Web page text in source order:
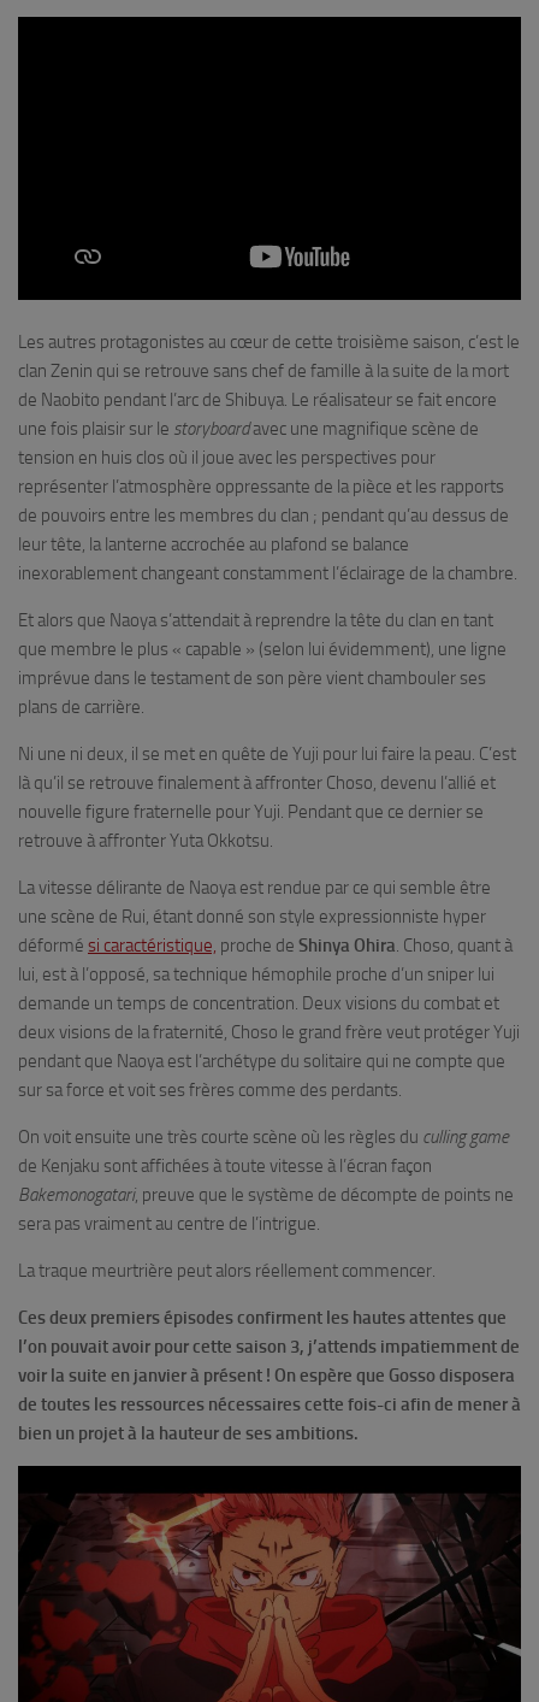
Les autres protagonistes au cœur de cette troisième saison, c’est le
clan Zenin qui se retrouve sans chef de famille à la suite de la mort
de Naobito pendant l’arc de Shibuya. Le réalisateur se fait encore
une fois plaisir sur le storyboardavec une magnifique scène de
tension en huis clos où il joue avec les perspectives pour
représenter l’atmosphère oppressante de la pièce et les rapports
de pouvoirs entre les membres du clan ; pendant qu’au dessus de
leur tête, la lanterne accrochée au plafond se balance
inexorablement changeant constamment l’éclairage de la chambre.
Et alors que Naoya s’attendait à reprendre la tête du clan en tant
que membre le plus « capable » (selon lui évidemment), une ligne
imprévue dans le testament de son père vient chambouler ses
plans de carrière.
Ni une ni deux, il se met en quête de Yuji pour lui faire la peau. C’est
là qu’il se retrouve finalement à affronter Choso, devenu l’allié et
nouvelle figure fraternelle pour Yuji. Pendant que ce dernier se
retrouve à affronter Yuta Okkotsu.
La vitesse délirante de Naoya est rendue par ce qui semble être
une scène de Rui, étant donné son style expressionniste hyper
déformé si caractéristique, proche de Shinya Ohira. Choso, quant à
lui, est à l’opposé, sa technique hémophile proche d’un sniper lui
demande un temps de concentration. Deux visions du combat et
deux visions de la fraternité, Choso le grand frère veut protéger Yuji
pendant que Naoya est l’archétype du solitaire qui ne compte que
sur sa force et voit ses frères comme des perdants.
On voit ensuite une très courte scène où les règles du culling game
de Kenjaku sont affichées à toute vitesse à l’écran façon
Bakemonogatari, preuve que le système de décompte de points ne
sera pas vraiment au centre de l’intrigue.
La traque meurtrière peut alors réellement commencer.
Ces deux premiers épisodes confirment les hautes attentes que
l’on pouvait avoir pour cette saison 3, j’attends impatiemment de
voir la suite en janvier à présent ! On espère que Gosso disposera
de toutes les ressources nécessaires cette fois-ci afin de mener à
bien un projet à la hauteur de ses ambitions.